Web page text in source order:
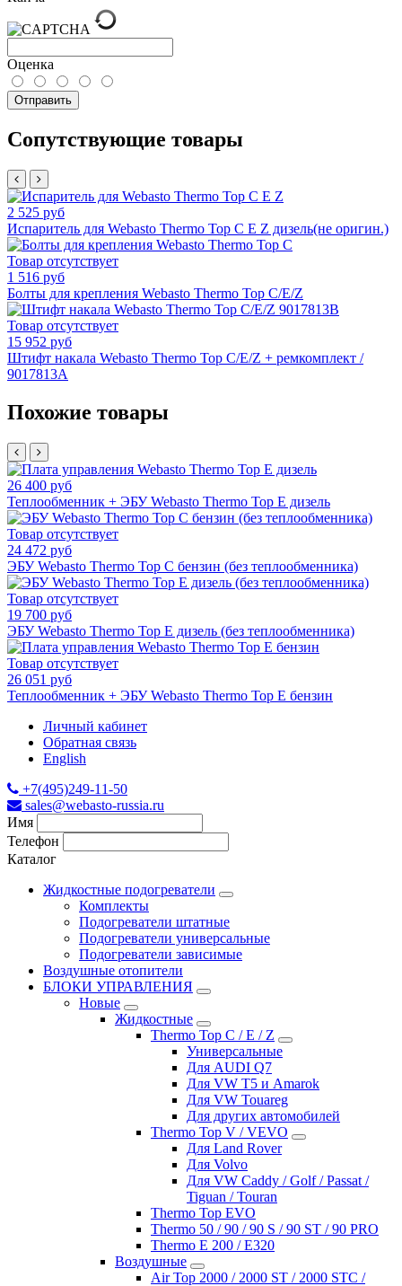
Оценка
Отправить
Сопутствующие товары
2 525 руб
Испаритель для Webasto Thermo Top C E Z дизель(не оригин.)
Товар отсутствует
1 516 руб
Болты для крепления Webasto Thermo Top C/E/Z
Товар отсутствует
15 952 руб
Штифт накала Webasto Thermo Top C/E/Z + ремкомплект /
9017813A
Похожие товары
26 400 руб
Теплообменник + ЭБУ Webasto Thermo Top E дизель
Товар отсутствует
24 472 руб
ЭБУ Webasto Thermo Top C бензин (без теплообменника)
Товар отсутствует
19 700 руб
ЭБУ Webasto Thermo Top E дизель (без теплообменника)
Товар отсутствует
26 051 руб
Теплообменник + ЭБУ Webasto Thermo Top E бензин
Личный кабинет
Обратная связь
English
+7(495)249-11-50
sales@webasto-russia.ru
Имя
Телефон
Каталог
Жидкостные подогреватели
Комплекты
Подогреватели штатные
Подогреватели универсальные
Подогреватели зависимые
Воздушные отопители
БЛОКИ УПРАВЛЕНИЯ
Новые
Жидкостные
Thermo Top C / E / Z
Универсальные
Для AUDI Q7
Для VW T5 и Amarok
Для VW Touareg
Для других автомобилей
Thermo Top V / VEVO
Для Land Rover
Для Volvo
Для VW Caddy / Golf / Passat /
Tiguan / Touran
Thermo Top EVO
Thermo 50 / 90 / 90 S / 90 ST / 90 PRO
Thermo E 200 / E320
Воздушные
Air Top 2000 / 2000 ST / 2000 STC /